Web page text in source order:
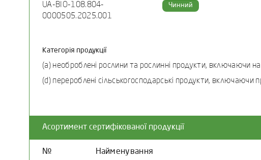
UA-BIO-108.804-
0000505.2025.001
Чинний
Категорія продукції
(a) необроблені рослини та рослинні продукти, включаючи
(d) перероблені сільськогосподарські продукти, включаючи
Асортимент сертифікованої продукції
№ Найменування